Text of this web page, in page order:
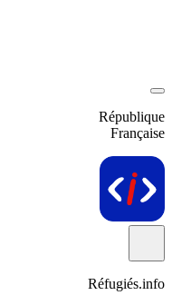
République
Française
Réfugiés.info